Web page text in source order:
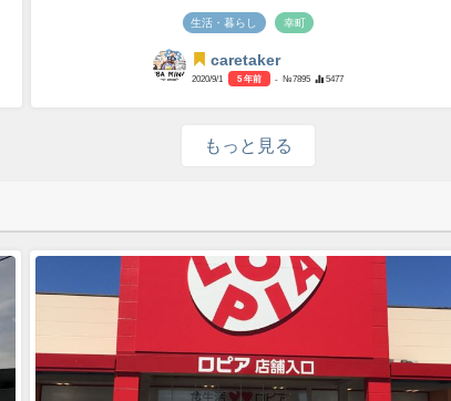
生活・暮らし 幸町
caretaker
2020/9/1 5 年前 - №7895 5477
もっと見る